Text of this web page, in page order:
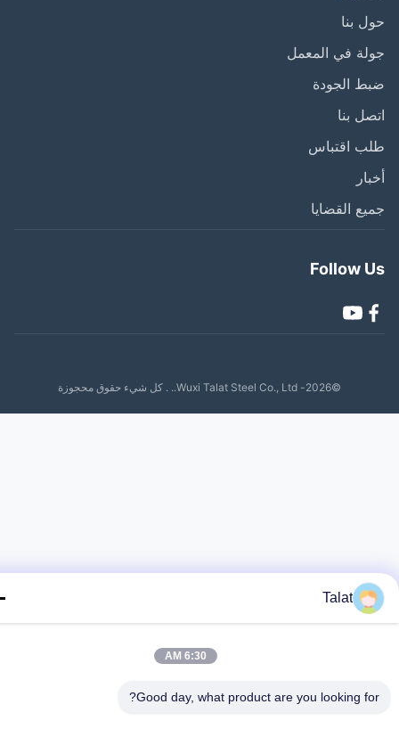
بنا
في المعمل
الجودة
بنا
اقتباس
القضايا
Follow
Talat
6:30 AM
Good day, what product are you looking